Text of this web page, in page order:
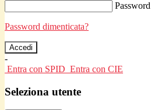
Password
Password dimenticata?
-
Entra con SPID Entra con CIE
Seleziona utente